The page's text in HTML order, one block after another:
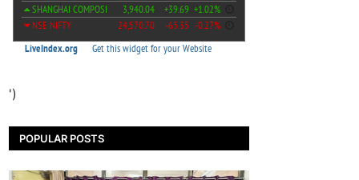
')
POPULAR POSTS